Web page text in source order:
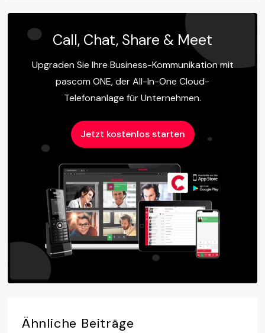
Call, Chat, Share & Meet
Upgraden Sie Ihre Business-Kommunikation mit
pascom ONE, der All-In-One Cloud-
Telefonanlage für Unternehmen.
Jetzt kostenlos starten
Ähnliche Beiträge